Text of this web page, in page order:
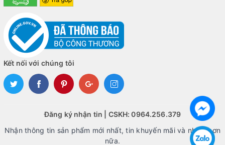
Kết nối với chúng tôi
Đăng ký nhận tin | CSKH: 0964.256.379
Nhận thông tin sản phẩm mới nhất, tin khuyến mãi và nhiều hơn
nữa.